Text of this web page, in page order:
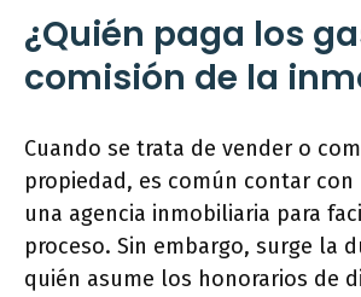
¿Quién paga los
comisión de la
Cuando se trata de vender o
propiedad, es común contar con
una agencia inmobiliaria para
proceso. Sin embargo, surge la
quién asume los honorarios de